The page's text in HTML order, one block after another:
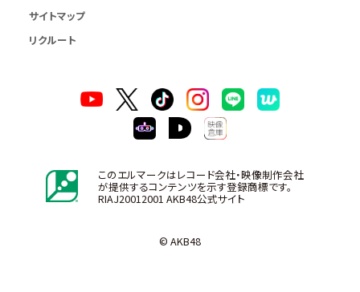
サイトマップ
リクルート
このエルマークはレコード会社・映像制作会社
が提供するコンテンツを示す登録商標です。
RIAJ20012001 AKB48公式サイト
© AKB48